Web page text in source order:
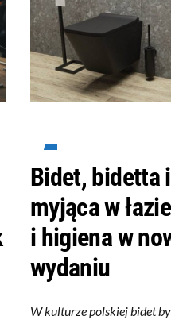
Bidet, bidetta
myjąca w
i higiena w
wydaniu
W kulturze polskiej bidet